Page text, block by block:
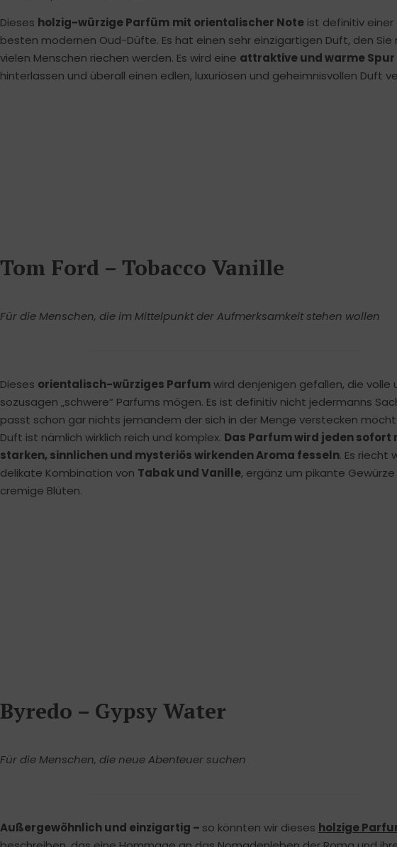
Dieses holzig-würzige Parfüm mit orientalischer Note ist definitiv einer
besten modernen Oud-Düfte. Es hat einen sehr einzigartigen Duft, den Sie
vielen Menschen riechen werden. Es wird eine attraktive und warme Spur
hinterlassen und überall einen edlen, luxuriösen und geheimnisvollen Duft
Tom Ford – Tobacco Vanille
Für die Menschen, die im Mittelpunkt der Aufmerksamkeit stehen wollen
Dieses orientalisch-würziges Parfumwird denjenigen gefallen, die volle
sozusagen „schwere“ Parfums mögen. Es ist definitiv nicht jedermanns
passt schon gar nichts jemandem der sich in der Menge verstecken
Duft ist nämlich wirklich reich und komplex. Das Parfum wird jeden sofort
starken, sinnlichen und mysteriös wirkenden Aroma fesseln. Es riecht
delikate Kombination von Tabak und Vanille, ergänz um pikante Gewürze
cremige Blüten.
Byredo – Gypsy Water
Für die Menschen, die neue Abenteuer suchen
Außergewöhnlich und einzigartig – so könnten wir dieses holzige